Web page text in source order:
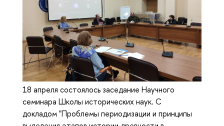
18 апреля состоялось заседание Научного
семинара Школы исторических наук. С
докладом "Проблемы периодизации и принципы